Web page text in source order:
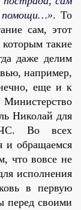
. То
сам, этот
такие
даже делим
например,
еще и к
Николай для
Во всех
и обращаемся
что вовсе не
исполнения
в первую
перед своими